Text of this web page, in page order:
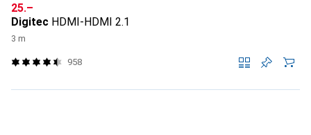
CHF
25.–
Digitec HDMI-HDMI 2.1
3 m
958